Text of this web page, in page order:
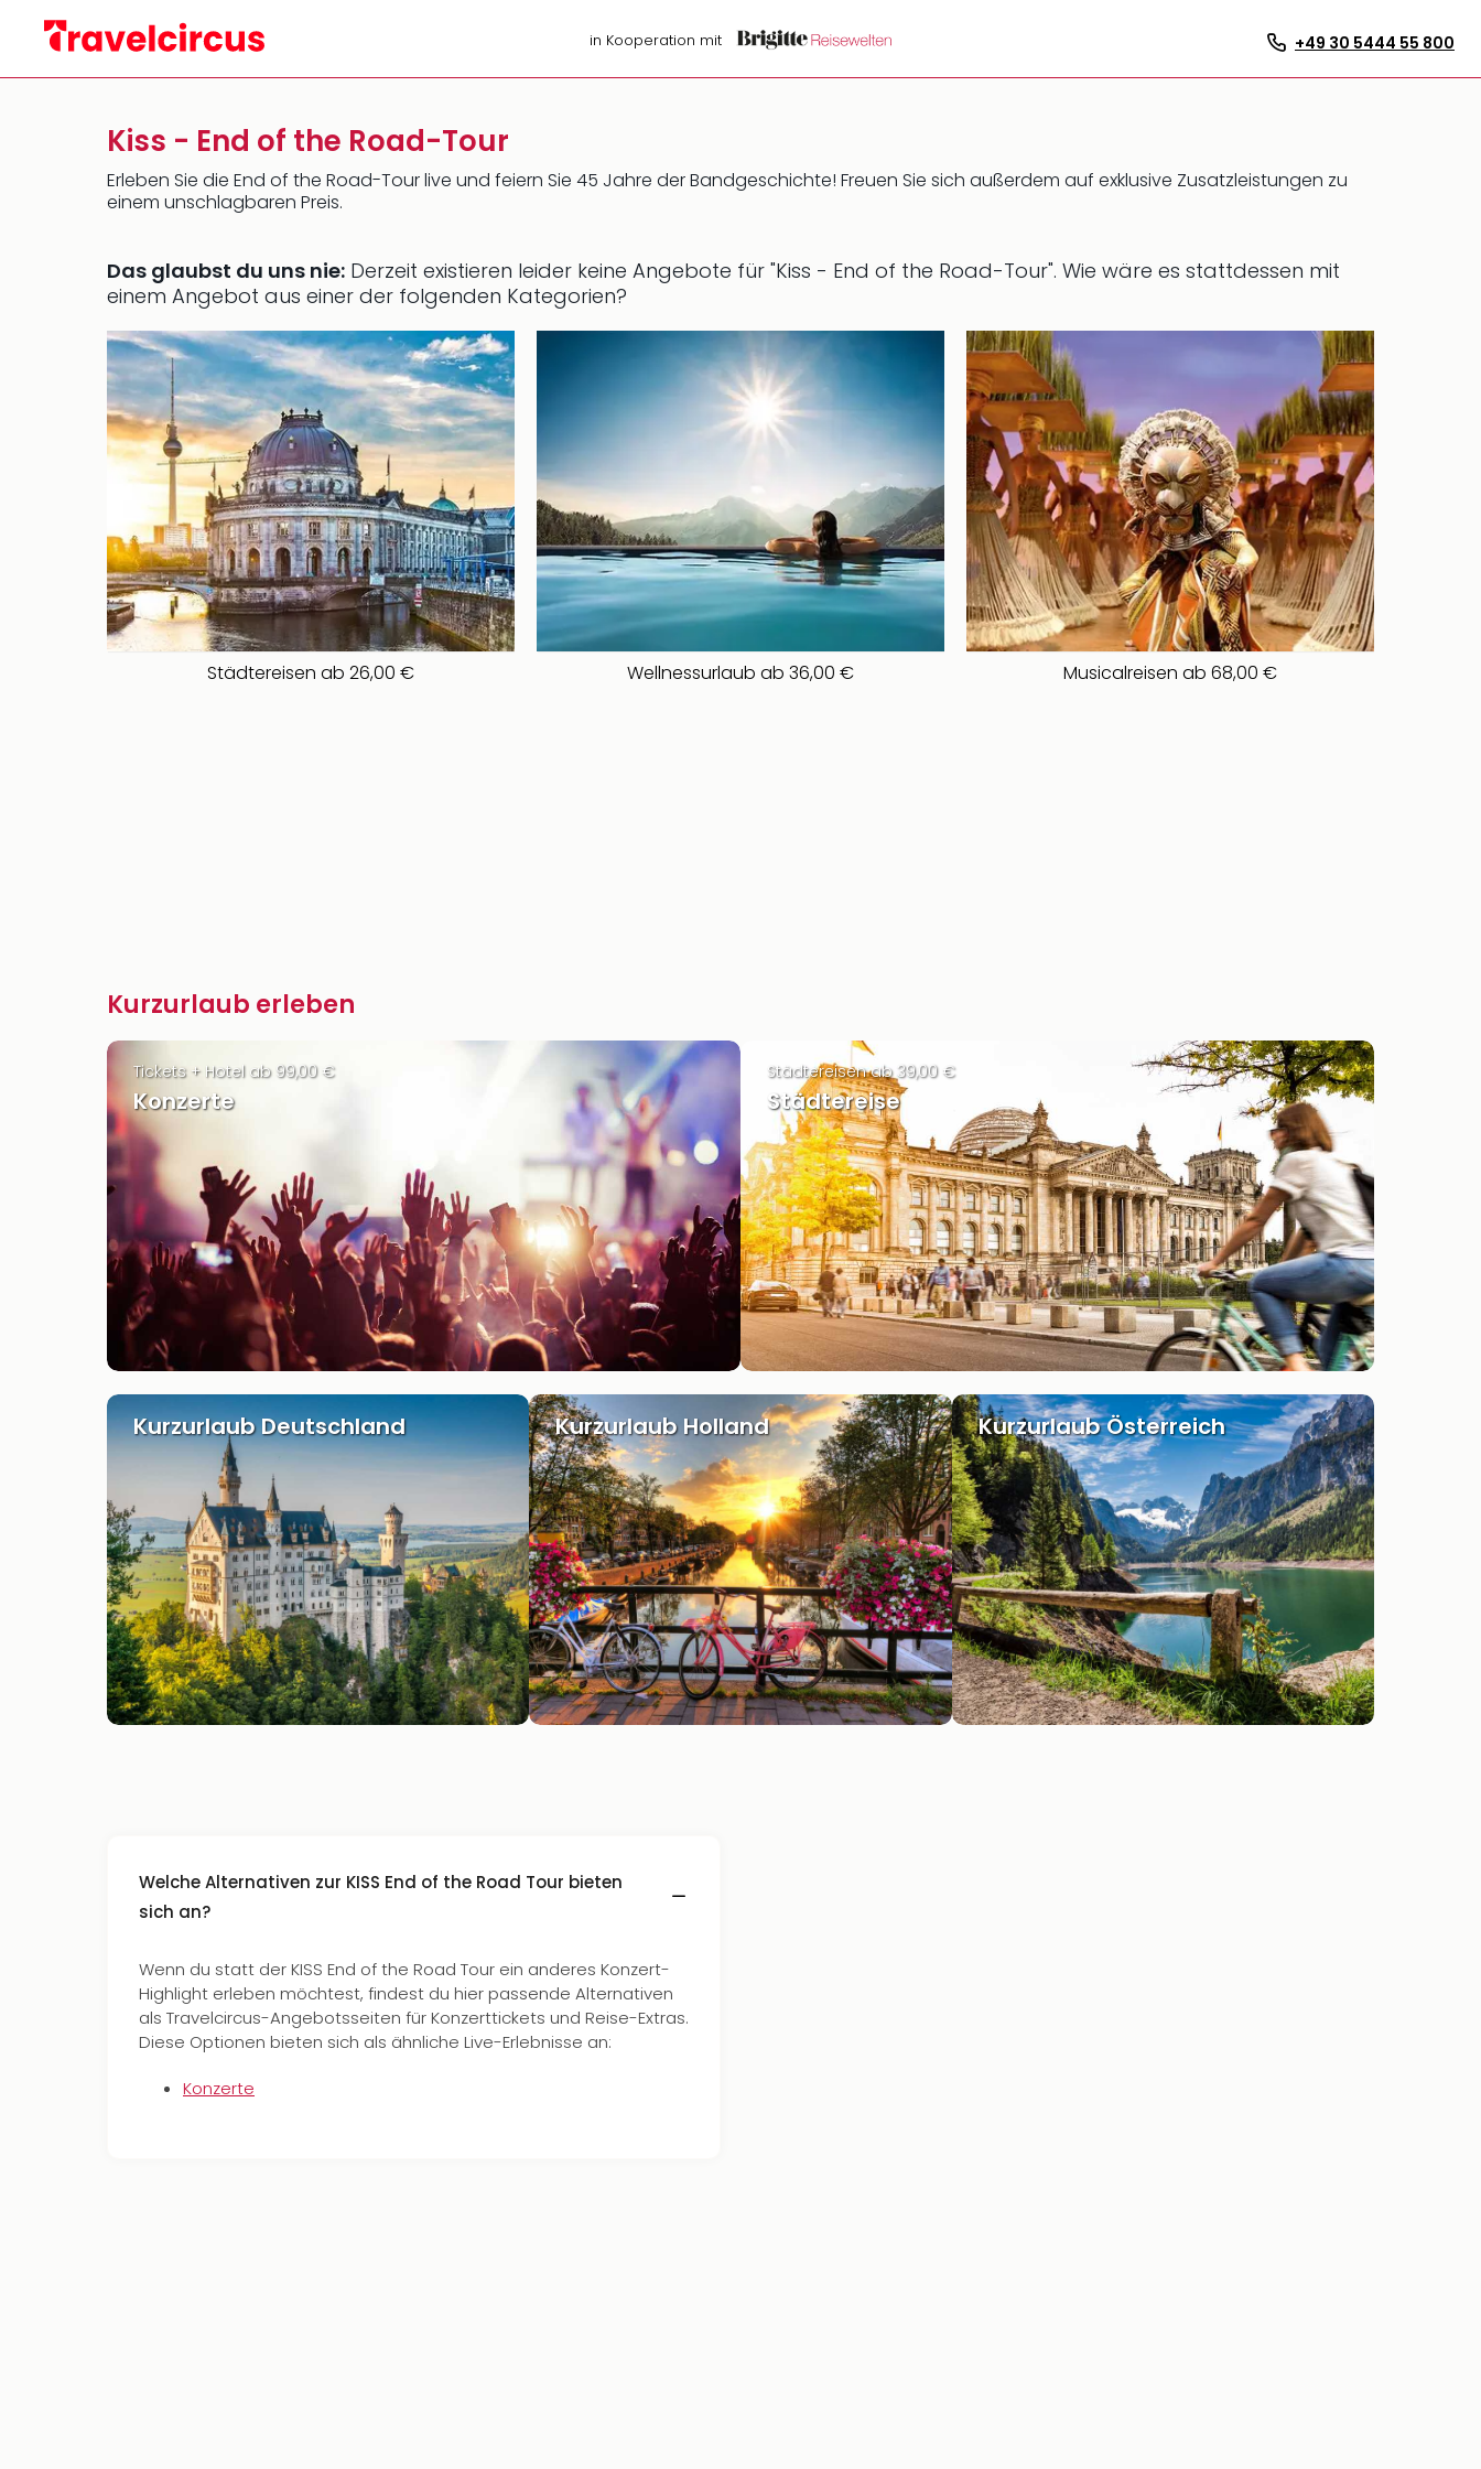
in Kooperation mit +49 30 5444 55 800
Kiss - End of the Road-Tour
Erleben Sie die End of the Road-Tour live und feiern Sie 45 Jahre der Bandgeschichte! Freuen Sie sich außerdem auf exklusive Zusatzleistungen zu
einem unschlagbaren Preis.
Das glaubst du uns nie: Derzeit existieren leider keine Angebote für "Kiss - End of the Road-Tour". Wie wäre es stattdessen mit
einem Angebot aus einer der folgenden Kategorien?
Städtereisen ab 26,00 € Wellnessurlaub ab 36,00 € Musicalreisen ab 68,00 €
Kurzurlaub erleben
Tickets + Hotel ab 99,00 €
Konzerte
Städtereisen ab 39,00 €
Städtereise
Kurzurlaub Deutschland Kurzurlaub Holland Kurzurlaub Österreich
Welche Alternativen zur KISS End of the Road Tour bieten
sich an?
Wenn du statt der KISS End of the Road Tour ein anderes Konzert-
Highlight erleben möchtest, findest du hier passende Alternativen
als Travelcircus-Angebotsseiten für Konzerttickets und Reise-Extras.
Diese Optionen bieten sich als ähnliche Live-Erlebnisse an:
Konzerte